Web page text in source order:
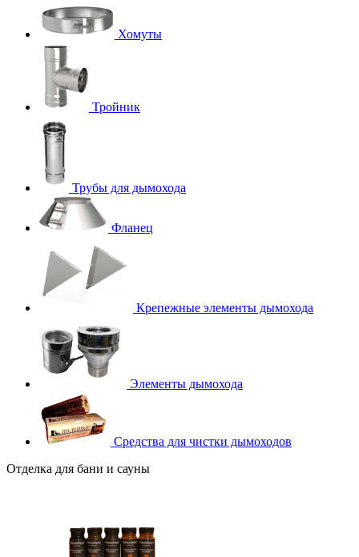
Хомуты
Тройник
Трубы для дымохода
Фланец
Крепежные элементы дымохода
Элементы дымохода
Средства для чистки дымоходов
Отделка для бани и сауны